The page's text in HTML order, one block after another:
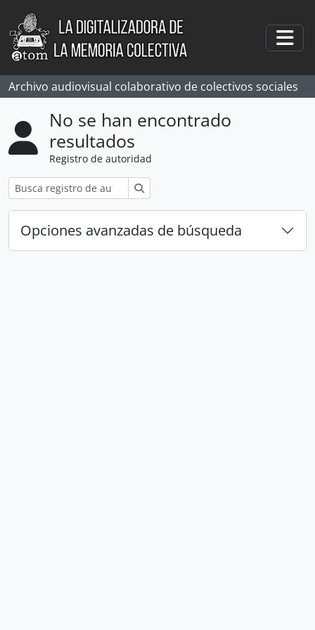
Skip to main content
Archivo audiovisual colaborativo de colectivos sociales
No se han encontrado
resultados
Registro de autoridad
Opciones avanzadas de búsqueda